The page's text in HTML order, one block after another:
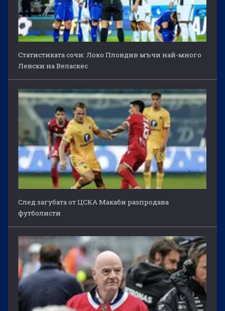
Статистиката сочи: Локо Пловдив мъчи най-много
Левски на Веласкес
След загубата от ЦСКА Макаби разпродава
футболисти